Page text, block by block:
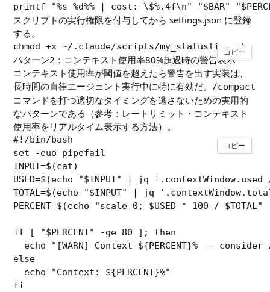
スクリプトの実行権限を付与してから settings.json に登録
する。
chmod +x ~/.claude/scripts/my_statusline.sh
コピー
パターン2：コンテキスト使用率80%超過時の警告表示
コンテキスト使用率が閾値を超えたら警告を出す実装は、
長時間の自律エージェント実行中に特に有効だ。 /compact
コマンドを打つ適切なタイミングを逃さないための実用的
なパターンである（参考： レートリミット・コンテキスト
使用率をリアルタイム表示する方法）。
#!/bin/bash
set -euo pipefail
INPUT=$(cat)
USED=$(echo "$INPUT" | jq
TOTAL=$(echo "$INPUT" | jq
PERCENT=$(echo "scale=0; $USED * 100 /
if [ "$PERCENT" -ge 80 ]; then
echo "[WARN] Context ${PERCENT}% -- consider
else
  echo "Context: ${PERCENT}%"
コピー